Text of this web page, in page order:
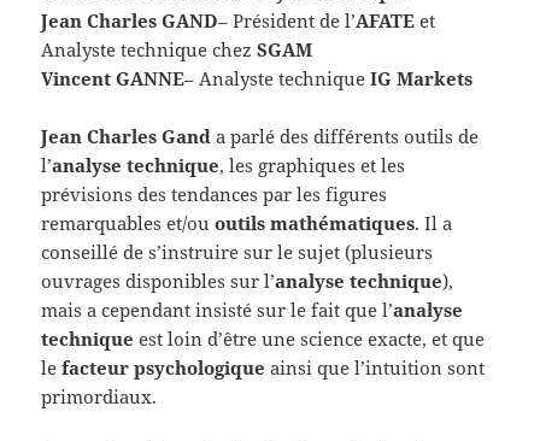
Jean Charles GAND– Président de l’AFATE et
Analyste technique chezSGAM
Vincent GANNE– Analyste techniqueIG Markets
Jean Charles Ganda parlé des différents outils de
l’analyse technique, les graphiques et les
prévisions des tendances par les figures
remarquables et/ououtils mathématiques. Il a
conseillé de s’instruire sur le sujet (plusieurs
ouvrages disponibles sur l’analyse technique),
mais a cependant insisté sur le fait que l’analyse
technique est loin d’être une science exacte, et que
lefacteur psychologique ainsi que l’intuition sont
primordiaux.